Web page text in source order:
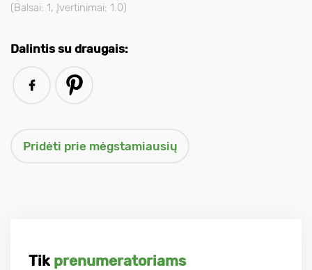
(Balsai: 1, Įvertinimai: 1.0)
Dalintis su draugais:
Tik prenumeratoriams